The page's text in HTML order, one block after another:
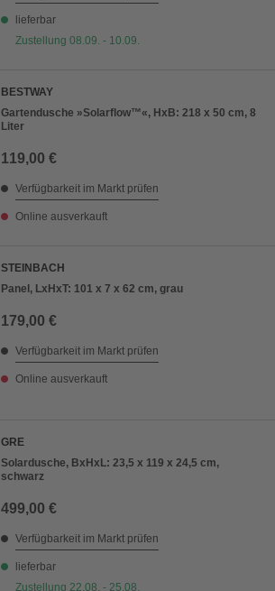
lieferbar
Zustellung 08.09. - 10.09.
BESTWAY
Gartendusche »Solarflow™«, HxB: 218 x 50 cm, 8
Liter
119,00 €
Verfügbarkeit im Markt prüfen
Online ausverkauft
STEINBACH
Panel, LxHxT: 101 x 7 x 62 cm, grau
179,00 €
Verfügbarkeit im Markt prüfen
Online ausverkauft
GRE
Solardusche, BxHxL: 23,5 x 119 x 24,5 cm,
schwarz
499,00 €
Verfügbarkeit im Markt prüfen
lieferbar
Zustellung 22.08. - 25.08.